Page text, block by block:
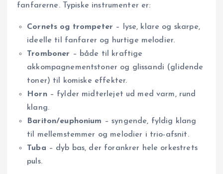
fanfarerne. Typiske instrumenter er:
Cornets og trompeter – lyse, klare og skarpe,
ideelle til fanfarer og hurtige melodier.
Tromboner – både til kraftige
akkompagnementstoner og glissandi (glidende
toner) til komiske effekter.
Horn– fylder midterlejet ud med varm, rund
klang.
Bariton/euphonium – syngende, fyldig klang
til mellemstemmer og melodier i trio-afsnit.
Tuba – dyb bas, der forankrer hele orkestrets
puls.